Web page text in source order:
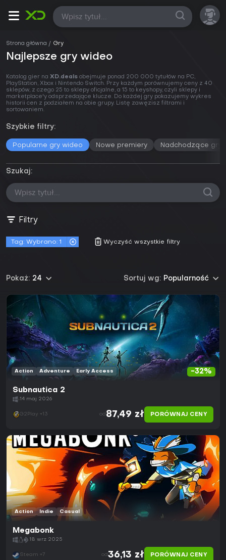
Wszystkie
Strona główna Gry
Najlepsze gry wideo
Katalog gier na XD.deals obejmuje ponad 200 000 tytułów na PC,
PlayStation, Xbox i Nintendo Switch. Przy każdym porównujemy ceny z 40
sklepów, z czego 25 to sklepy oficjalne, a 15 to keyshopy, czyli sklepy i
marketplace'y odsprzedające klucze. Do każdej gry pokazujemy wykres
historii cen z podziałem na obie grupy. Listę zawęzisz filtrami i
sortowaniem.
Szybkie filtry:
Popularne gry wideo Nowe premiery Nadchodzące gry
Szukaj:
Filtry
Tag: Wybrano: 1 Wyczyść wszystkie filtry
Sortuj wg: Popularność
Pokaż: 24
-32%
Action Adventure Early Access
Subnautica 2
14 maj 2026
G2Play +13 od 87,49 zł PORÓWNAJ CENY
Action Indie Casual
Megabonk
18 wrz 2025
Steam +7 od 36,13 zł PORÓWNAJ CENY